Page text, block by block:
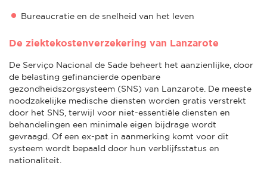
Bureaucratie en de snelheid van het leven
De ziektekostenverzekering van Lanzarote
De Serviço Nacional de Sade beheert het aanzienlijke, door
de belasting gefinancierde openbare
gezondheidszorgsysteem (SNS) van Lanzarote. De meeste
noodzakelijke medische diensten worden gratis verstrekt
door het SNS, terwijl voor niet-essentiële diensten en
behandelingen een minimale eigen bijdrage wordt
gevraagd. Of een ex-pat in aanmerking komt voor dit
systeem wordt bepaald door hun verblijfsstatus en
nationaliteit.